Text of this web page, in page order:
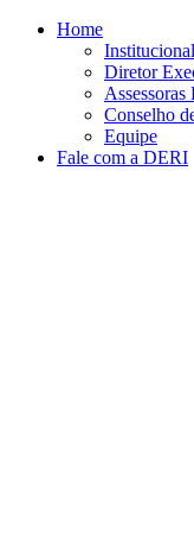
Conteúdo principal
Home
Institucional
Diretor
Assessoras
Conselho
Equipe
Fale com a DERI